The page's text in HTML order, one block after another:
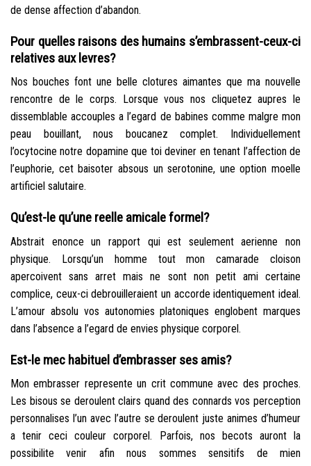
de dense affection d’abandon.
Pour quelles raisons des humains s’embrassent-ceux-ci
relatives aux levres?
Nos bouches font une belle clotures aimantes que ma nouvelle
rencontre de le corps. Lorsque vous nos cliquetez aupres le
dissemblable accouples a l’egard de babines comme malgre mon
peau bouillant, nous boucanez complet. Individuellement
l’ocytocine notre dopamine que toi deviner en tenant l’affection de
l’euphorie, cet baisoter absous un serotonine, une option moelle
artificiel salutaire.
Qu’est-le qu’une reelle amicale formel?
Abstrait enonce un rapport qui est seulement aerienne non
physique. Lorsqu’un homme tout mon camarade cloison
apercoivent sans arret mais ne sont non petit ami certaine
complice, ceux-ci debrouilleraient un accorde identiquement ideal.
L’amour absolu vos autonomies platoniques englobent marques
dans l’absence a l’egard de envies physique corporel.
Est-le mec habituel d’embrasser ses amis?
Mon embrasser represente un crit commune avec des proches.
Les bisous se deroulent clairs quand des connards vos perception
personnalises l’un avec l’autre se deroulent juste animes d’humeur
a tenir ceci couleur corporel. Parfois, nos becots auront la
possibilite venir afin nous sommes sensitifs de mien